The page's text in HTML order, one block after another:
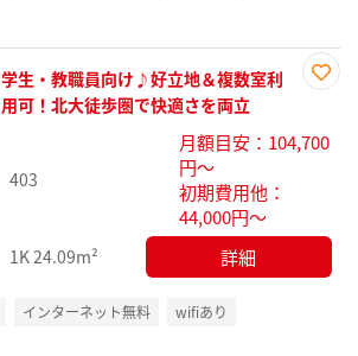
り登
学生・教職員向け♪好立地＆複数室利
用可！北大徒歩圏で快適さを両立
403
月額目安：104,700
円～
初期費用他：
44,000円～
1K24.09m² 詳細
インターネット無料
wifiあり